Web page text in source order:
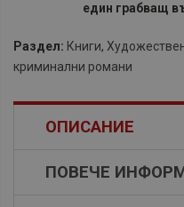
един грабващ
Раздел: Книги,
криминални романи
ОПИСАНИЕ
ПОВЕЧЕ